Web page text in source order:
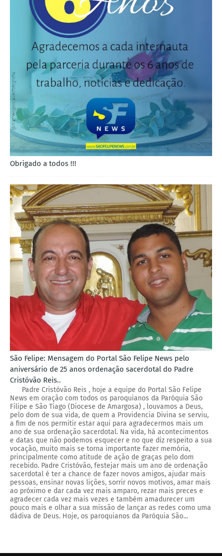
Obrigado a todos !!!
São Felipe: Mensagem do Portal São Felipe News pelo
aniversário de 25 anos ordenação sacerdotal do Padre
Cristóvão Reis..
Padre Cristóvão Reis , hoje a equipe do Portal São Felipe
News em oração com todos os paroquianos da Paróquia São
Filipe e São Tiago (Diocese de Amargosa) , louvamos a Deus,
pelo dom de sua vida, de quem a Providencia Divina se serviu,
a fim de nos permitir estar aqui para agradecermos mais um
ano de sua ordenação sacerdotal. Na vida, há acontecimentos
e datas que não podemos esquecer e no que diz respeito a sua
vocação, muito mais se torna importante fazer memória,
principalmente como atitude de ação de graças pelo dom
recebido. Padre Cristóvão, festejar mais um ano de ordenação
sacerdotal é ter a chance de fazer novos amigos, ajudar mais
pessoas, ensinar novas lições, sorrir novos motivos, amar mais
ao próximo e dar cada vez mais amparo, rezar mais preces e
agradecer cada vez mais vezes e também amadurecer um
pouco mais e olhar a sua missão de lançar as redes como uma
dádiva de Deus. Hoje, os paroquianos da Paróquia São...